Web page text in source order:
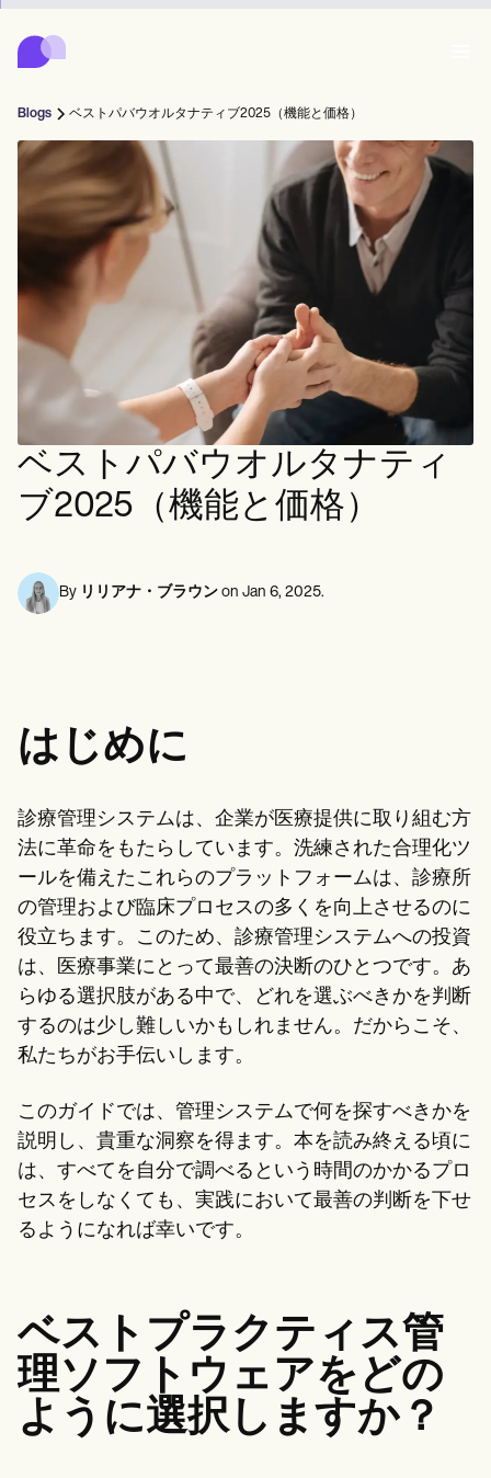
Carepatron
Product
スケジューリング
健康記録
請求
コンプライアンス
オンラインフォーム
リマインダー
支払い
クリニカルノート
プラクティス・マネジメント
Community
ソロプラクティショナー
チーム
音声言語病理学者
カイロプラクター
メンタルヘルス専門家
ソーシャルワーカー
心理学者
看護師
比較
アプリガイド
ICD コード
Procedure Codes
スーパービルテンプレート
SOAP ノートテンプレート
治療計画テンプレート
Informed Consent Form
Social Work Treatment Plans
DAR Note Template
Patient Visit Summary Template
Help Center
Demos
Training Hub
Become a Partner
Pricing
Why Carepatron?
Login
Get started
つながる
スケジュール
Online booking
Automatic reminders
メッセージ
SMS and email
ケア
会う
Telehealth video
In session notes
記録する
AI Scribe
Clinical notes
完了する
治療する
ePrescribe
Treatment plans
請求する
Invoicing and payments
Insurance claims
クリニック管理
コンプライアンスとセキュリティ
Carepatron AI
ワークフロー全体を表示
Who we're for
Behavioral
Counselors
Mental health
Psychologists
Medical
Dentists
Nurse practitioners
Nurses
Physicians
Psychiatrists
Allied
Dietitians
Nutritionists
Occupational therapists
Physical therapists
Social workers
Speech therapists
Wellness
Acupuncturists
Chiropractors
Health coaches
Life coaches
Massage therapists
Get started for free
Book a demo
ログイン
Blogs ベストパバウオルタナティブ2025（機能と価格）
ベストパバウオルタナティ
ブ2025（機能と価格）
By リリアナ・ブラウン on Jan 6, 2025.
はじめに
診療管理システムは、企業が医療提供に取り組む方
法に革命をもたらしています。洗練された合理化ツ
ールを備えたこれらのプラットフォームは、診療所
の管理および臨床プロセスの多くを向上させるのに
役立ちます。このため、診療管理システムへの投資
は、医療事業にとって最善の決断のひとつです。あ
らゆる選択肢がある中で、どれを選ぶべきかを判断
するのは少し難しいかもしれません。だからこそ、
私たちがお手伝いします。
このガイドでは、管理システムで何を探すべきかを
説明し、貴重な洞察を得ます。本を読み終える頃に
は、すべてを自分で調べるという時間のかかるプロ
セスをしなくても、実践において最善の判断を下せ
るようになれば幸いです。
ベストプラクティス管
理ソフトウェアをどの
ように選択しますか？